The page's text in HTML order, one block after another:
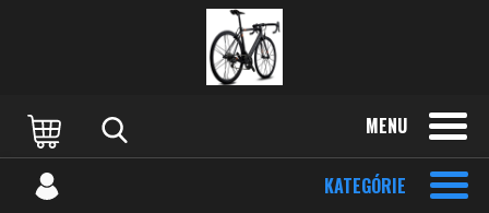
MENU
KATEGÓRIE